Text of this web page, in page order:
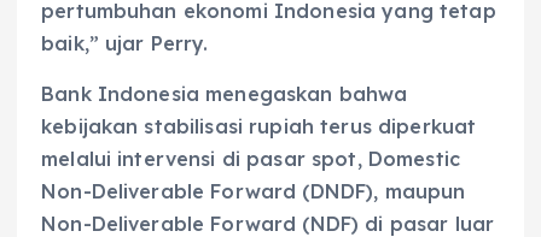
pertumbuhan ekonomi Indonesia yang tetap
baik,” ujar Perry.
Bank Indonesia menegaskan bahwa
kebijakan stabilisasi rupiah terus diperkuat
melalui intervensi di pasar spot, Domestic
Non-Deliverable Forward (DNDF), maupun
Non-Deliverable Forward (NDF) di pasar luar